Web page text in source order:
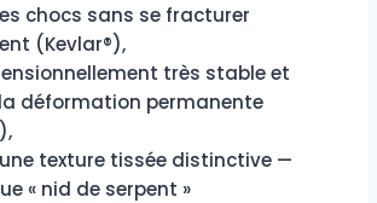
chocs sans se fracturer
(Kevlar®),
très stable et
déformation permanente
texture tissée distinctive —
« nid de serpent »